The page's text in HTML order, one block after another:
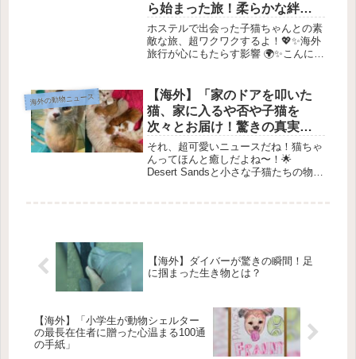
ら始まった旅！柔らかな絆を
育んだメリーサとミラグロの
冒険とは？
ホステルで出会った子猫ちゃんとの素
敵な旅、超ワクワクするよ！💖✨海外
旅行が心にもたらす影響 🌍✨こんにち
るね。海外に行くとどんなことが起こ
るのか、一緒に見ていこう！💕新し...
海外の動物ニュース
【海外】「家のドアを叩いた
猫、家に入るや否や子猫を
次々とお届け！驚きの真実と
は？」
それ、超可愛いニュースだね！猫ちゃ
んってほんと癒しだよね〜！🌟
Desert Sandsと小さな子猫たちの物語
【海外】ダイバーが驚きの瞬間！足
に掴まった生き物とは？
【海外】「小学生が動物シェルター
の最長在住者に贈った心温まる100通
の手紙」